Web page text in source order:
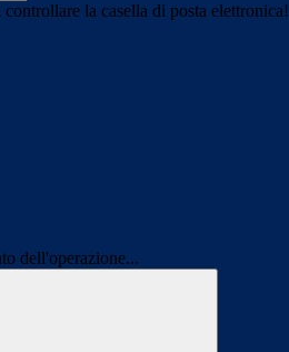
la casella di posta elettronica!
dell'operazione...